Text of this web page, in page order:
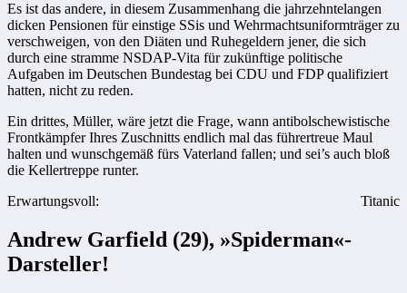
Es ist das andere, in diesem Zusammenhang die jahrzehntelangen
dicken Pensionen für einstige SSis und Wehrmachtsuniformträger zu
verschweigen, von den Diäten und Ruhegeldern jener, die sich
durch eine stramme NSDAP-Vita für zukünftige politische
Aufgaben im Deutschen Bundestag bei CDU und FDP qualifiziert
hatten, nicht zu reden.
Ein drittes, Müller, wäre jetzt die Frage, wann antibolschewistische
Frontkämpfer Ihres Zuschnitts endlich mal das führertreue Maul
halten und wunschgemäß fürs Vaterland fallen; und sei’s auch bloß
die Kellertreppe runter.
Erwartungsvoll:
Titanic
Andrew Garfield (29), »Spiderman«-
Darsteller!